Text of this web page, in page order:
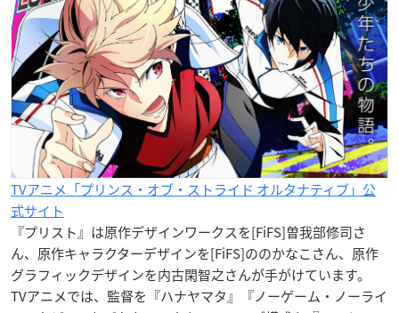
TVアニメ「プリンス・オブ・ストライド オルタナティブ」公
式サイト
『プリスト』は原作デザインワークスを[FiFS]曽我部修司さ
ん、原作キャラクターデザインを[FiFS]ののかなこさん、原作
グラフィックデザインを内古閑智之さんが手がけています。
TVアニメでは、監督を『ハナヤマタ』『ノーゲーム・ノーライ